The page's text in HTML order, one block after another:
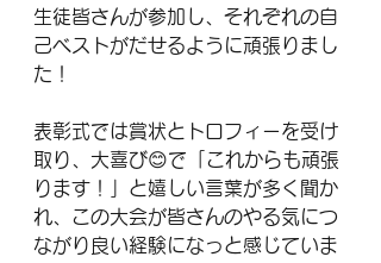
生徒皆さんが参加し、それぞれの自
己ベストがだせるように頑張りまし
た！
表彰式では賞状とトロフィーを受け
取り、大喜び😊で「これからも頑張
ります！」と嬉しい言葉が多く聞か
れ、この大会が皆さんのやる気につ
ながり良い経験になっと感じていま